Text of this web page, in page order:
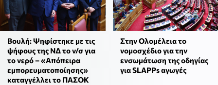
Βουλή: Ψηφίστηκε με τις
ψήφους της ΝΔ το ν/σ για
το νερό – «Απόπειρα
εμπορευματοποίησης»
καταγγέλλει το ΠΑΣΟΚ
Στην Ολομέλεια το
νομοσχέδιο για την
ενσωμάτωση της οδηγίας
για SLAPPs αγωγές